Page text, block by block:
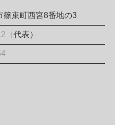
篠束町西宮8番地の3
（代表）